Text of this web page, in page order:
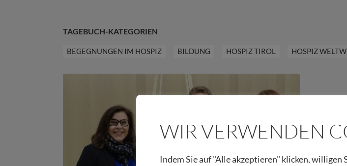
TAGEBUCH-KATEGORIEN
BEGEGNUNGEN IM HOSPIZ BILDUNG HOSPIZ TIROL HOSPIZ
WIR VERWENDEN
Indem Sie auf "Alle akzeptieren" klicken, willigen